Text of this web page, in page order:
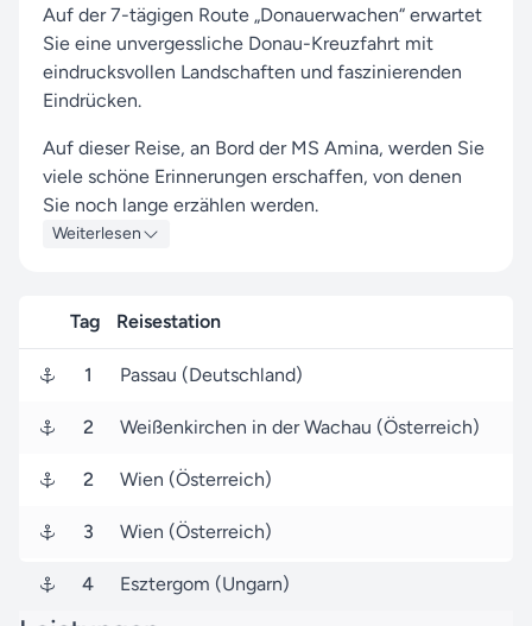
Auf der 7-tägigen Route „Donauerwachen“ erwartet
Sie eine unvergessliche Donau-Kreuzfahrt mit
eindrucksvollen Landschaften und faszinierenden
Eindrücken.
Auf dieser Reise, an Bord der MS Amina, werden Sie
viele schöne Erinnerungen erschaffen, von denen
Sie noch lange erzählen werden.
spannende Eindrücke von Land und Kultur auf Sie
warten.
Ihre Kreuzfahrt startet am 31. Oktober 2026 in
Passau (Deutschland), und nach 7 Tagen endet sie
am 07. November 2026 in Passau (Deutschland).
Mit Seereisen.de an Ihrer Seite erleben Sie eine
Phoenix Flusskreuzfahrten-Kreuzfahrt, die durch
exzellenten Service und ein maßgeschneidertes
Erlebnis zu etwas ganz Besonderem wird.
Weiterlesen
Tag Reisestation
1 Passau (Deutschland)
2 Weißenkirchen in der Wachau (Österreich)
2 Wien (Österreich)
3 Wien (Österreich)
4 Esztergom (Ungarn)